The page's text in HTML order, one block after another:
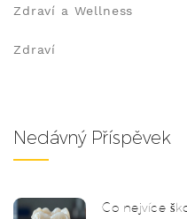
Zdraví a Wellness
Zdraví
Nedávný Příspěvek
Co nejvíce